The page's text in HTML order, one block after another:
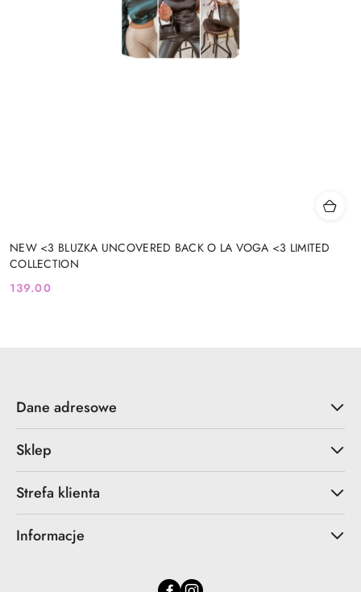
NEW <3 BLUZKA UNCOVERED BACK O LA VOGA <3 LIMITED
COLLECTION
Cena:
139.00
Dane adresowe
Sklep
Strefa klienta
Informacje